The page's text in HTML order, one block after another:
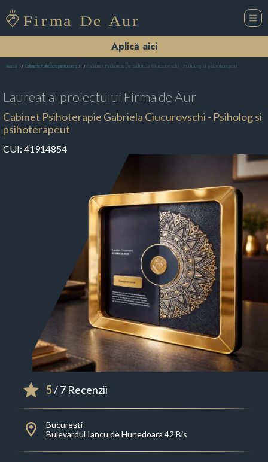
Aplică aici
Acasă Cabinete Psihoterapie Bucureşti Cabinet Psihoterapie Gabriela Ciucurovschi - Psiholog si psihoterapeut
Laureat al proiectului Firma de Aur
Cabinet Psihoterapie Gabriela Ciucurovschi - Psiholog si
psihoterapeut
CUI: 41914854
5/ 7 Recenzii
București
Bulevardul Iancu de Hunedoara 42 Bis